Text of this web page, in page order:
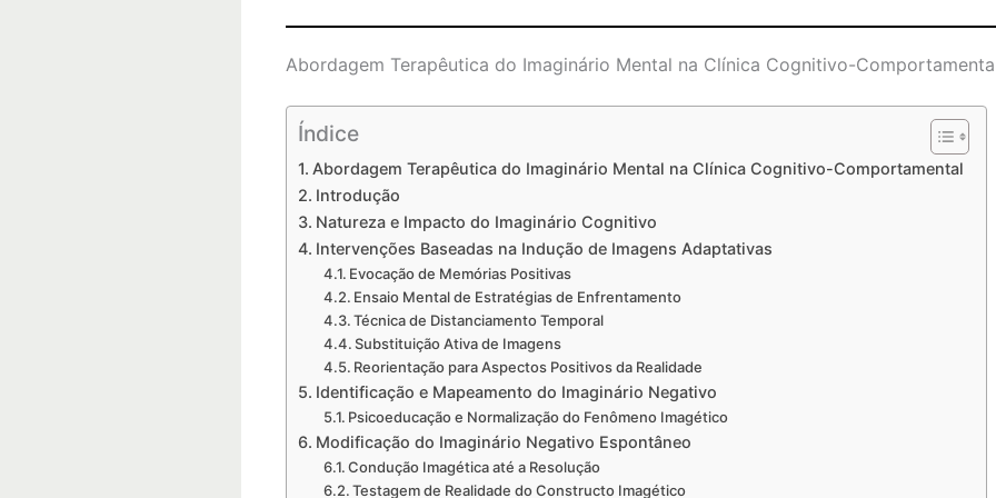
Abordagem Terapêutica do Imaginário Mental na Clínica Cognitivo-
Índice
Abordagem Terapêutica do Imaginário Mental na Clínica Cognitivo-Comportamental
Introdução
Natureza e Impacto do Imaginário Cognitivo
Intervenções Baseadas na Indução de Imagens Adaptativas
Evocação de Memórias Positivas
Ensaio Mental de Estratégias de Enfrentamento
Técnica de Distanciamento Temporal
Substituição Ativa de Imagens
Reorientação para Aspectos Positivos da Realidade
Identificação e Mapeamento do Imaginário Negativo
Psicoeducação e Normalização do Fenômeno Imagético
Modificação do Imaginário Negativo Espontâneo
Condução Imagética até a Resolução
Testagem de Realidade do Constructo Imagético